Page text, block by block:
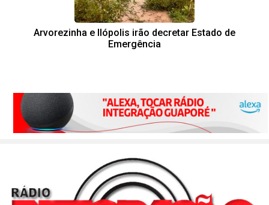
Arvorezinha e Ilópolis irão decretar Estado de
Emergência